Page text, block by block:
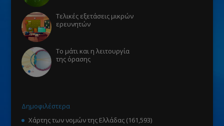
Τελικές εξετάσεις μικρών
ερευνητών
Το μάτι και η λειτουργία
της όρασης
Δημοφιλέστερα
Χάρτης των νομών της Ελλάδας (161,593)